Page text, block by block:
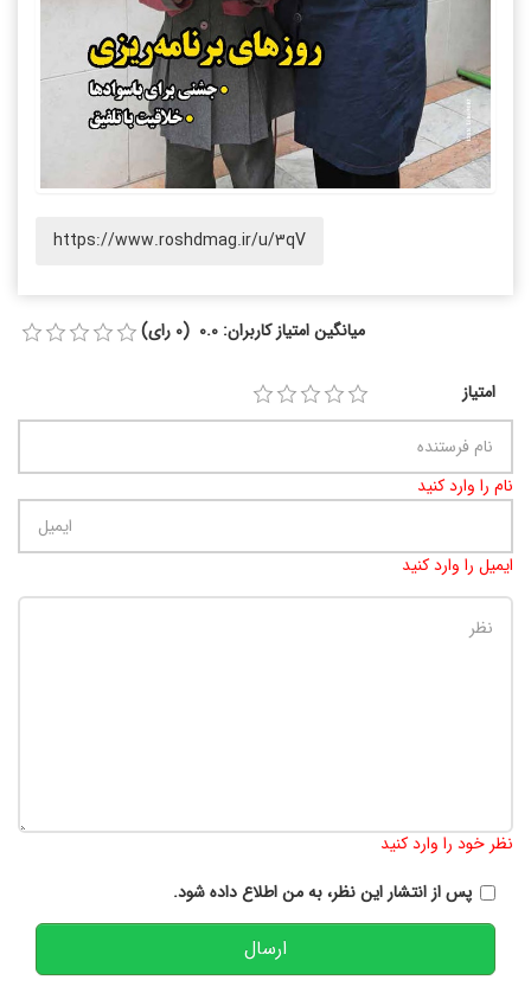
https://www.roshdmag.ir/u/3qV
میانگین امتیاز کاربران: 0.0 (0 رای)
امتیاز
نام را وارد کنید
ایمیل را وارد کنید
نظر خود را وارد کنید
پس از انتشار این نظر، به من اطلاع داده شود.
ارسال